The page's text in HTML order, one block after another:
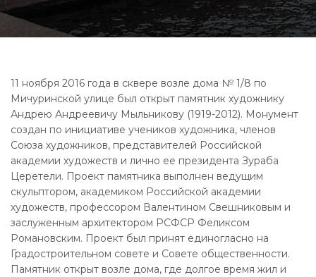
11 ноября 2016 года в сквере возле дома № 1/8 по
Мичуринской улице был открыт памятник художнику
Андрею Андреевичу Мыльникову (1919-2012). Монумент
создан по инициативе учеников художника, членов
Союза художников, представителей Российской
академии художеств и лично ее президента Зураба
Церетели. Проект памятника выполнен ведущим
скульптором, академиком Российской академии
художеств, профессором Валентином Свешниковым и
заслуженным архитектором РСФСР Феликсом
Романовским. Проект был принят единогласно на
Градостроительном совете и Совете общественности.
Памятник открыт возле дома, где долгое время жил и